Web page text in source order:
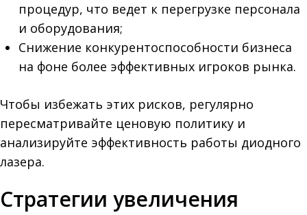
процедур, что ведет к перегрузке персонала
и оборудования;
Снижение конкурентоспособности бизнеса
на фоне более эффективных игроков рынка.
Чтобы избежать этих рисков, регулярно
пересматривайте ценовую политику и
анализируйте эффективность работы диодного
лазера.
Стратегии увеличения